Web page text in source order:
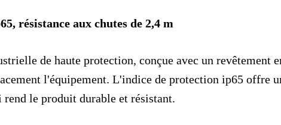
résistance aux chutes de 2,4 m
de haute protection, conçue avec un revêtement
l'équipement. L'indice de protection ip65 offre
rend le produit durable et résistant.